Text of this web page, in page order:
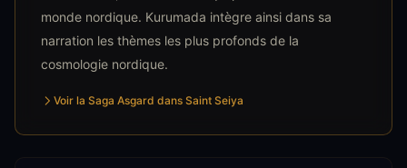
monde nordique. Kurumada intègre ainsi dans sa
narration les thèmes les plus profonds de la
cosmologie nordique.
Voir la Saga Asgard dans Saint Seiya